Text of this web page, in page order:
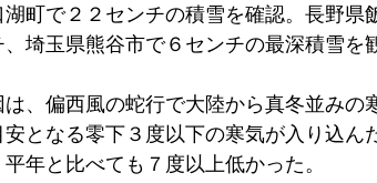
町で２２センチの積雪を確認。長野県
埼玉県熊谷市で６センチの最深積雪を
、偏西風の蛇行で大陸から真冬並みの
となる零下３度以下の寒気が入り込ん
年と比べても７度以上低かった。